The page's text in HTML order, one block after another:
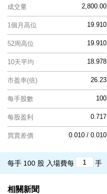
2,800.00
成交量
19.910
1個月高位
19.910
52周高位
18.978
10天平均
26.23
市盈率(倍)
100
每手股數
0.717
每股盈利
0.010 / 0.010
買賣差價
每手 100 股 入場費每 手
相關新聞